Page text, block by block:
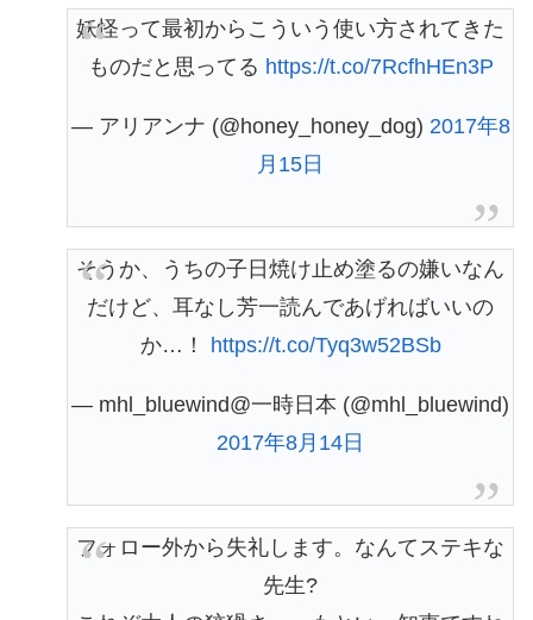
妖怪って最初からこういう使い方されてきた
ものだと思ってる https://t.co/7RcfhHEn3P
— アリアンナ (@honey_honey_dog) 2017年8
月15日
そうか、うちの子日焼け止め塗るの嫌いなん
だけど、耳なし芳一読んであげればいいの
か…！ https://t.co/Tyq3w52BSb
— mhl_bluewind@一時日本 (@mhl_bluewind)
2017年8月14日
フォロー外から失礼します。なんてステキな
先生?